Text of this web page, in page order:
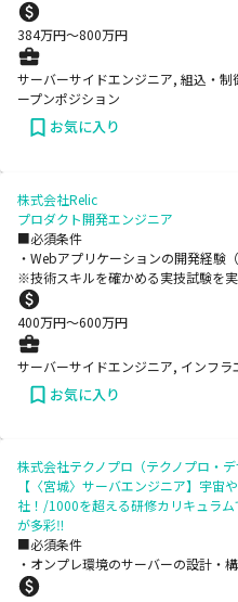
384万円〜800万円
サーバーサイドエンジニア, 組込・
ープンポジション
お気に入り
株式会社Relic
プロダクト開発エンジニア
■必須条件
・Webアプリケーションの開発経験
※技術スキルを確かめる実技試験を
400万円〜600万円
サーバーサイドエンジニア, インフ
お気に入り
株式会社テクノプロ（テクノプロ・デ
【〈宮城〉サーバエンジニア】宇宙
社！/1000を超える研修カリキュラ
が多彩‼
■必須条件
・オンプレ環境のサーバーの設計・